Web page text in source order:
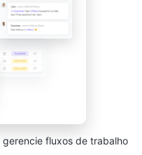
fluxos de trabalho